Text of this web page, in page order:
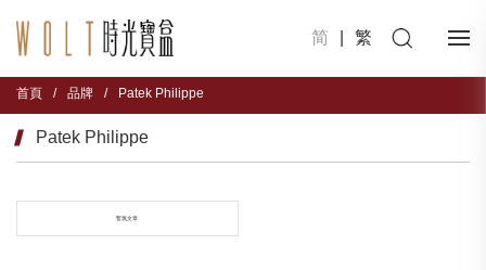
简 繁
首頁 / 品牌 / Patek Philippe
Patek Philippe
暫無文章